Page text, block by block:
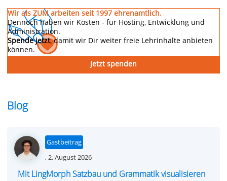
Wir als ZUM arbeiten seit 1997 ehrenamtlich.
Dennoch haben wir Kosten - für Hosting, Entwicklung und
Administration.
Spende jetzt, damit wir Dir weiter freie Lehrinhalte anbieten
können.
Jetzt spenden
Blog
Gastbeitrag
,Posted
on
2. August 2026
Mit LingMorph Satzbau und Grammatik visualisieren